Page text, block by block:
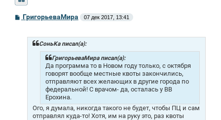
С
о
ГригорьеваМира 07 дек 2017, 13:41
СоньKa писал(а):
ГригорьеваМира писал(а):
Да программа то в Новом году только, с октября
говорят вообще местные квоты закончились,
отправляют всех желающих в другие города по
федеральной! С врачом- да, осталась у ВВ
Ерохина.
Ого, я думала, никогда такого не будет, чтобы ПЦ и сам
отправлял куда-то! Хотя, им на руку это, раз квоты